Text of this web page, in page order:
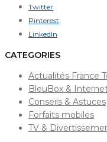
Twitter
Pinterest
LinkedIn
CATEGORIES
Actualités France
BleuBox &
Conseils & Astuces
Forfaits mobiles
TV &